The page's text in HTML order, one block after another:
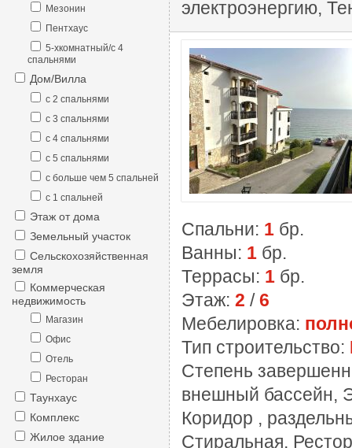
Мезонин
Пентхаус
5-хкомнатный/с 4
спальнями
Дом/Вилла
с 2 спальнями
с 3 спальнями
с 4 спальнями
с 5 спальнями
с больше чем 5 спальней
с 1 спальней
Этаж от дома
Земельный участок
Сельскохозяйственная
земля
Коммерческая
недвижимость
Магазин
Офис
Отель
Ресторан
Таунхаус
Комплекс
Жилое здание
электроэнергию,
Спальни: 1 бр.
Ванны: 1 бр.
Террасы: 1 бр.
Этаж: 2 /6
Мебелировка:
Тип строительство:
Степень
внешный бассейн,
Коридор ,
Стиральная,